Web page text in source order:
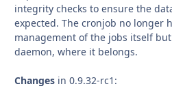
integrity checks to ensure the
expected. The cronjob no longer
management of the jobs itself
daemon, where it belongs.
Changes in 0.9.32-rc1: